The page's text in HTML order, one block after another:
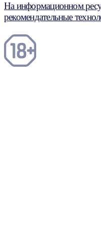
На информационном
рекомендательные